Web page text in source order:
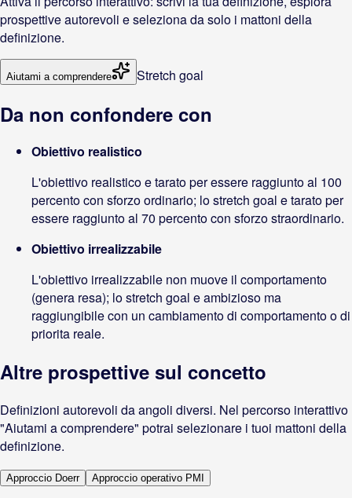
prospettive autorevoli e seleziona da solo i mattoni della
definizione.
Aiutami a comprendere Stretch goal
Da non confondere con
Obiettivo realistico
L'obiettivo realistico e tarato per essere raggiunto al 100
percento con sforzo ordinario; lo stretch goal e tarato per
essere raggiunto al 70 percento con sforzo straordinario.
Obiettivo irrealizzabile
L'obiettivo irrealizzabile non muove il comportamento
(genera resa); lo stretch goal e ambizioso ma
raggiungibile con un cambiamento di comportamento o di
priorita reale.
Altre prospettive sul concetto
Definizioni autorevoli da angoli diversi. Nel percorso interattivo
"Aiutami a comprendere" potrai selezionare i tuoi mattoni della
definizione.
Approccio Doerr Approccio operativo PMI